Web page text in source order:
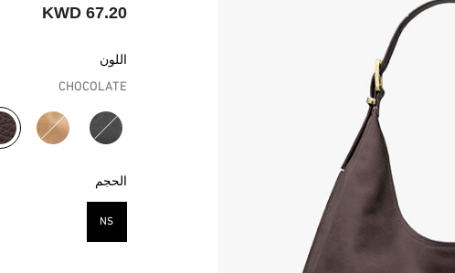
67.20 KWD
اللون
CHOCOLATE
الحجم
NS